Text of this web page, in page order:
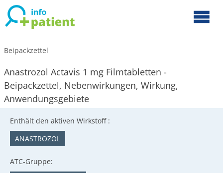
Beipackzettel
Anastrozol Actavis 1 mg Filmtabletten -
Beipackzettel, Nebenwirkungen, Wirkung,
Anwendungsgebiete
Enthält den aktiven Wirkstoff :
ANASTROZOL
ATC-Gruppe: